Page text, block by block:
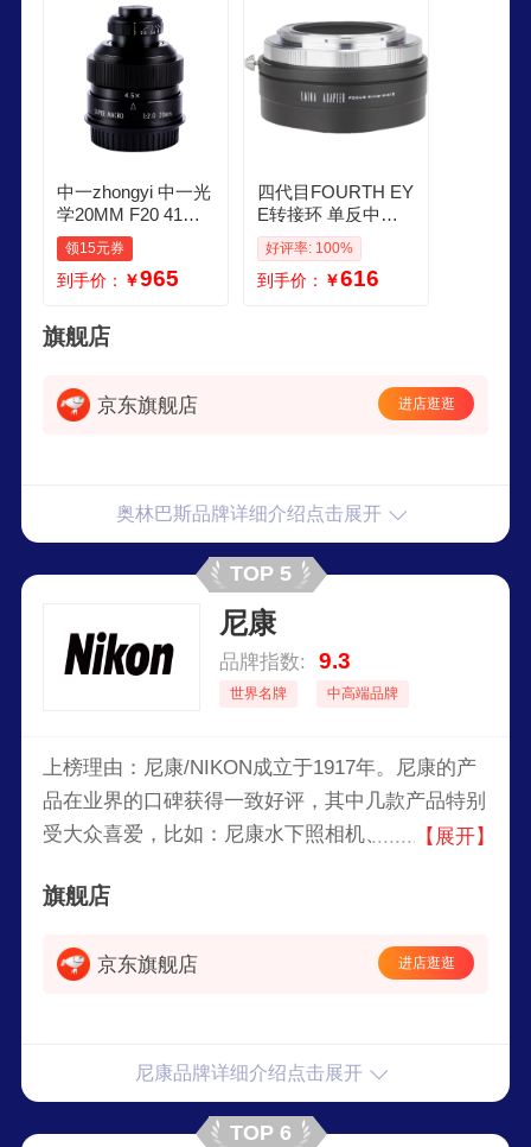
中一zhongyi 中一光
学20MM F20 41倍
超微距镜头适用于
单反微单微距镜头
奥林巴斯松下 标配
领15元券
到手价： ￥965
四代目FOURTH EY
E转接环 单反中画
幅镜头转奥林巴斯
松下M43可调微距
通用接环 白色
好评率: 100%
到手价： ￥616
旗舰店
京东旗舰店 进店逛逛
奥林巴斯品牌详细介绍点击展开
TOP 5
尼康
品牌指数: 9.3
世界名牌 中高端品牌
上榜理由：尼康/NIKON成立于1917年。尼康的产
品在业界的口碑获得一致好评，其中几款产品特别
受大众喜爱，比如：尼康水下照相机、尼克尔
发展，还生产护目镜，眼科检查设备，双筒望远
【展开】
旗舰店
京东旗舰店 进店逛逛
尼康品牌详细介绍点击展开
TOP 6